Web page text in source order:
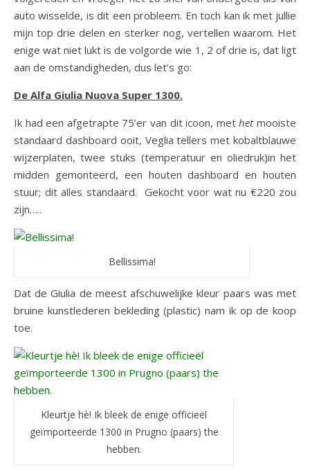
auto wisselde, is dit een probleem. En toch kan ik met jullie
mijn top drie delen en sterker nog, vertellen waarom. Het
enige wat niet lukt is de volgorde wie 1, 2 of drie is, dat ligt
aan de omstandigheden, dus let’s go:
De Alfa Giulia Nuova Super 1300.
Ik had een afgetrapte 75’er van dit icoon, methetmooiste
standaard dashboard ooit, Veglia tellers met kobaltblauwe
wijzerplaten, twee stuks (temperatuur en oliedruk)in het
midden gemonteerd, een houten dashboard en houten
stuur; dit alles standaard. Gekocht voor wat nu €220 zou
zijn…..
Bellissima!
Dat de Giulia de meest afschuwelijke kleur paars was met
bruine kunstlederen bekleding (plastic) nam ik op de koop
toe.
Kleurtje hè! Ik bleek de enige officieël
geïmporteerde 1300 in Prugno (paars) the
hebben.